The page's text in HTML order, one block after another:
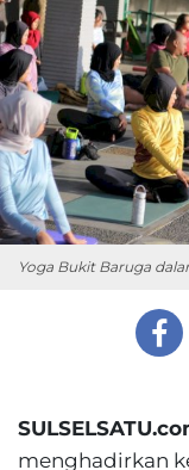
Yoga Bukit Baruga
menghadirkan